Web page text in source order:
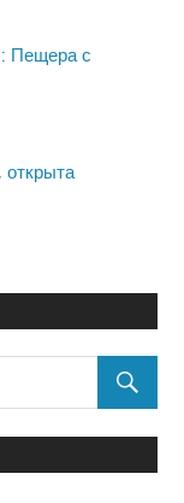
Пещера с
открыта